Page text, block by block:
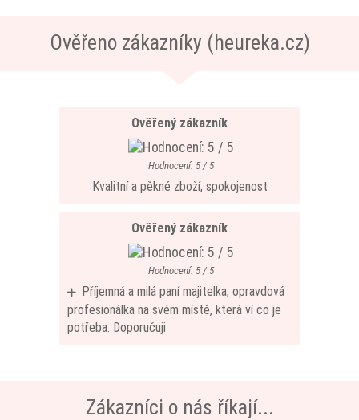
Ověřeno zákazníky (heureka.cz)
Ověřený zákazník
Hodnocení: 5 / 5
Kvalitní a pěkné zboží, spokojenost
Ověřený zákazník
Hodnocení: 5 / 5
Příjemná a milá paní majitelka, opravdová
profesionálka na svém místě, která ví co je
potřeba. Doporučuji
Zákazníci o nás říkají...